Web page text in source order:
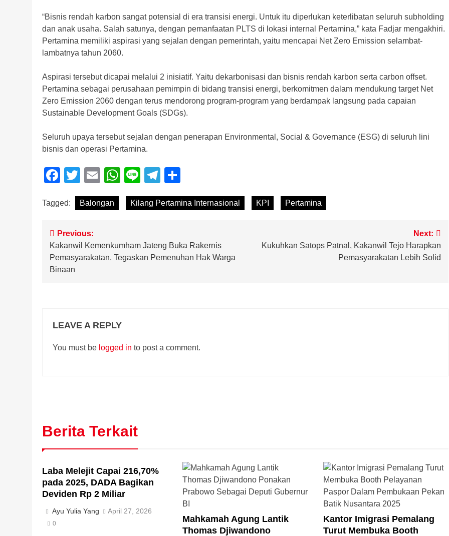
“Bisnis rendah karbon sangat potensial di era transisi energi. Untuk itu diperlukan keterlibatan seluruh subholding
dan anak usaha. Salah satunya, dengan pemanfaatan PLTS di lokasi internal Pertamina,” kata Fadjar mengakhiri.
Pertamina memiliki aspirasi yang sejalan dengan pemerintah, yaitu mencapai Net Zero Emission selambat-
lambatnya tahun 2060.
Aspirasi tersebut dicapai melalui 2 inisiatif. Yaitu dekarbonisasi dan bisnis rendah karbon serta carbon offset.
Pertamina sebagai perusahaan pemimpin di bidang transisi energi, berkomitmen dalam mendukung target Net
Zero Emission 2060 dengan terus mendorong program-program yang berdampak langsung pada capaian
Sustainable Development Goals (SDGs).
Seluruh upaya tersebut sejalan dengan penerapan Environmental, Social & Governance (ESG) di seluruh lini
bisnis dan operasi Pertamina.
Facebook
Twitter
EmailWhatsApp
LineTelegram
Tagged: Balongan Kilang Pertamina Internasional KPI Pertamina
Post
navigation
Previous:
Kakanwil Kemenkumham Jateng Buka Rakernis
Pemasyarakatan, Tegaskan Pemenuhan Hak Warga
Binaan
Next:
Kukuhkan Satops Patnal, Kakanwil Tejo Harapkan
Pemasyarakatan Lebih Solid
LEAVE A REPLY
You must be logged in to post a comment.
Berita Terkait
Laba Melejit Capai 216,70%
pada 2025, DADA Bagikan
Deviden Rp 2 Miliar
Ayu Yulia Yang April 27, 2026
0
Mahkamah Agung Lantik
Thomas Djiwandono
Kantor Imigrasi Pemalang
Turut Membuka Booth